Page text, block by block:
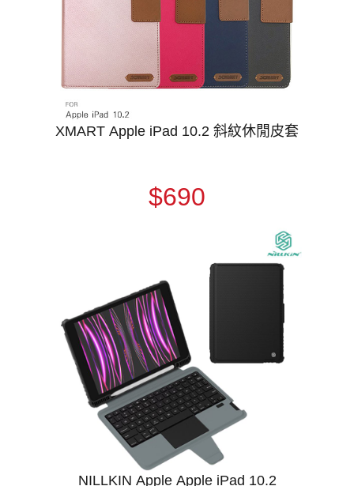
XMART Apple iPad 10.2 斜紋休閒皮套
$690
NILLKIN Apple Apple iPad 10.2